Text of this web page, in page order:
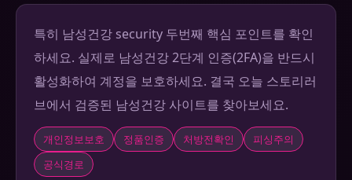
특히 남성건강 security 두번째 핵심 포인트를 확인
하세요. 실제로 남성건강 2단계 인증(2FA)을 반드시
활성화하여 계정을 보호하세요. 결국 오늘 스토리러
브에서 검증된 남성건강 사이트를 찾아보세요.
개인정보보호 정품인증 처방전확인
피싱주의
공식경로